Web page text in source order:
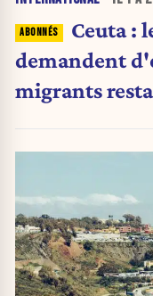
Ceuta :
demandent
migrants